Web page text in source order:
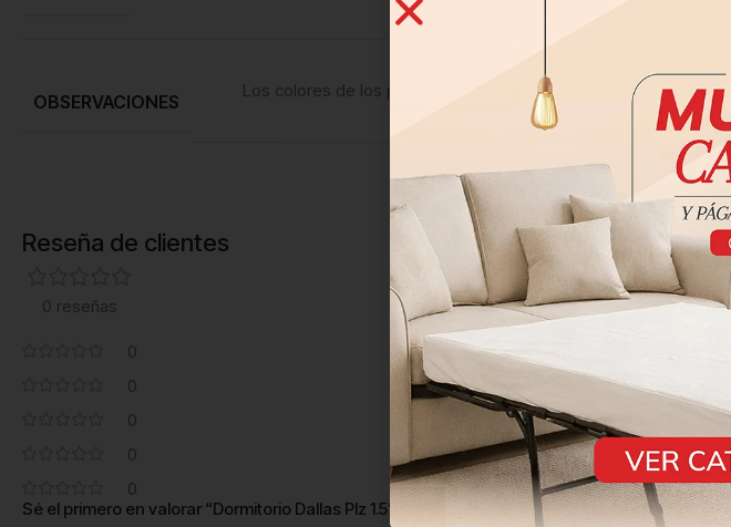
OBSERVACIONES
Los colores de los productos pueden variar según su dispositivo
electrónico.
Reseña de clientes
0 reseñas
0
0
0
0
0
Sé el primero en valorar “Dormitorio Dallas Plz 1.5”